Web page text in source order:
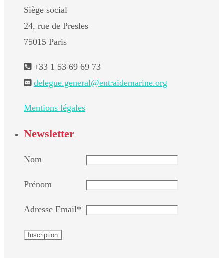
Siège social
24, rue de Presles
75015 Paris
+33 1 53 69 69 73
delegue.general@entraidemarine.org
Mentions légales
Newsletter
Nom
Prénom
Adresse Email*